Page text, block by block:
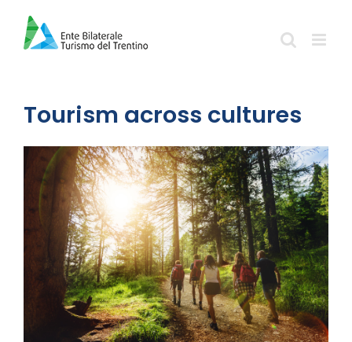
contenuto
Tourism across cultures